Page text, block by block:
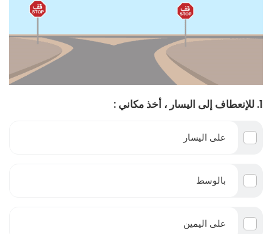
1. للإنعطاف إلى اليسار ، أخذ مكاني :
على اليسار
بالوسط
على اليمين